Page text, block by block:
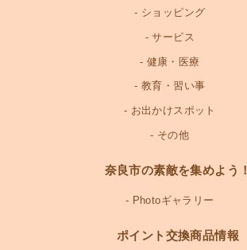
ショッピング
サービス
健康・医療
教育・習い事
お出かけスポット
その他
奈良市の素敵を集めよう！
Photoギャラリー
ポイント交換商品情報